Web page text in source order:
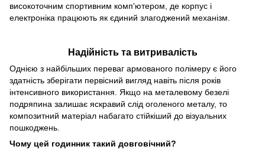
високоточним спортивним комп'ютером, де корпус і
електроніка працюють як єдиний злагоджений механізм.
Надійність та витривалість
Однією з найбільших переваг армованого полімеру є його
здатність зберігати первісний вигляд навіть після років
інтенсивного використання. Якщо на металевому безелі
подряпина залишає яскравий слід оголеного металу, то
композитний матеріал набагато стійкіший до візуальних
пошкоджень.
Чому цей годинник такий довговічний?